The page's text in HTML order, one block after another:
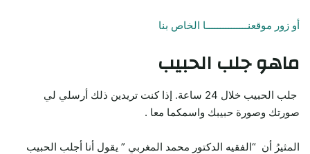
أو زور موقعنـــــــــــــــا الخاص بنا
ماهو جلب الحبيب
جلب الحبيب خلال 24 ساعة. إذا كنت تريدين ذلك أرسلي لي
صورتك وصورة حبيبك واسمكما معا .
المثيرُ أن “الفقيه الدكتور محمد المغربي ” يقول أنا أجلب الحبيب